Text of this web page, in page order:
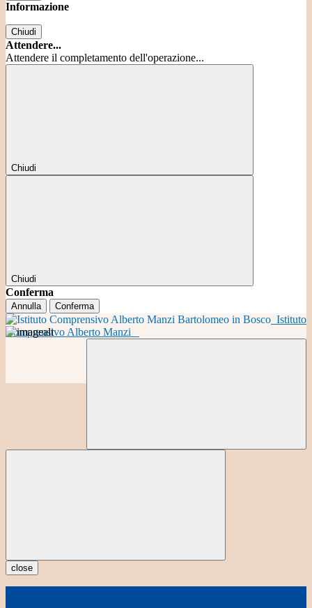
Informazione
Chiudi
Attendere...
Attendere il completamento dell'operazione...
Chiudi
Chiudi
Conferma
Annulla Conferma
Istituto
Comprensivo Alberto Manzi
close